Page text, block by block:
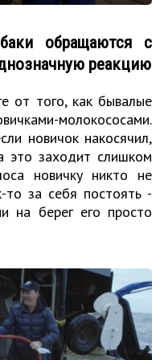
обращаются с
реакцию
от того, как бывалые
молокососами.
новичок накосячил,
это заходит слишком
новичку никто не
то за себя постоять -
на берег его просто